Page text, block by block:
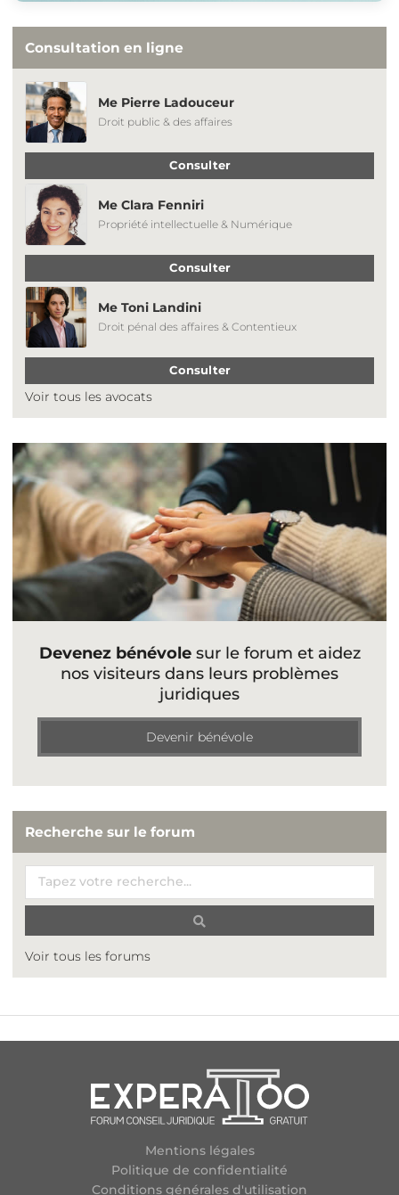
Consultation en ligne
Me Pierre Ladouceur
Droit public & des affaires
Consulter
Me Clara Fenniri
Propriété intellectuelle & Numérique
Consulter
Me Toni Landini
Droit pénal des affaires & Contentieux
Consulter
Voir tous les avocats
Devenez bénévolesur le forum et aidez
nos visiteurs dans leurs problèmes
juridiques
Devenir bénévole
Recherche sur le forum
Voir tous les forums
Mentions légales
Politique de confidentialité
Conditions générales d'utilisation